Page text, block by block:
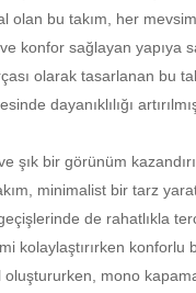
olan bu takım, her
konfor sağlayan yapıya
olarak tasarlanan bu
dayanıklılığı
şık bir görünüm
minimalist bir tarz
de rahatlıkla
kolaylaştırırken konforlu
mono